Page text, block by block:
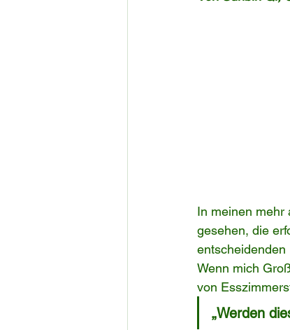
In meinen mehr
gesehen, die
entscheidenden
Wenn mich
von
„Werden